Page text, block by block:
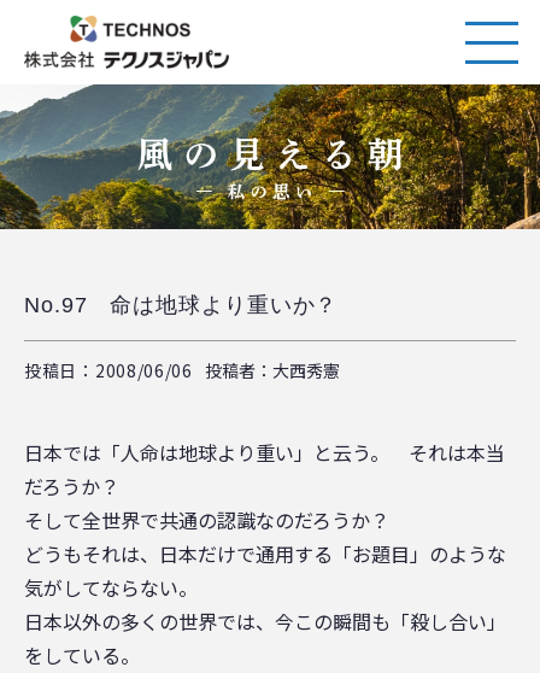
No.97 命は地球より重いか？
投稿日：2008/06/06 投稿者：大西秀憲
日本では「人命は地球より重い」と云う。 それは本当
だろうか？
そして全世界で共通の認識なのだろうか？
どうもそれは、日本だけで通用する「お題目」のような
気がしてならない。
日本以外の多くの世界では、今この瞬間も「殺し合い」
をしている。